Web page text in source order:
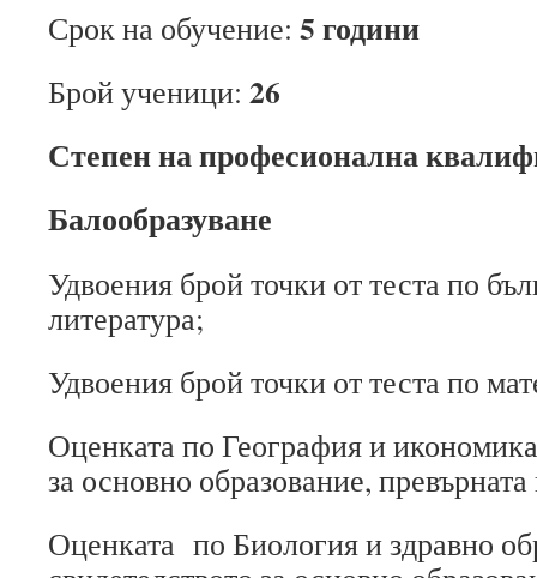
Срок на обучение: 5 години
Брой ученици: 26
Степен на професионална
Балообразуване
Удвоения брой точки от теста по
литература;
Удвоения брой точки от теста по
Оценката по География и
за основно образование,
Оценката по Биология и здравно